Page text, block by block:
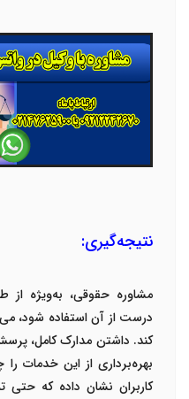
نتیجه‌گیری:
مشاوره حقوقی، به‌ویژه
درست از آن استفاده شود،
کند. داشتن مدارک کامل،
بهره‌برداری از این خدمات
کاربران نشان داده که حتی